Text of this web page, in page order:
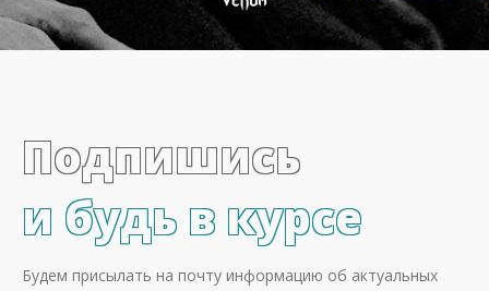
Подпишись
и будь в курсе
Будем присылать на почту информацию об актуальных